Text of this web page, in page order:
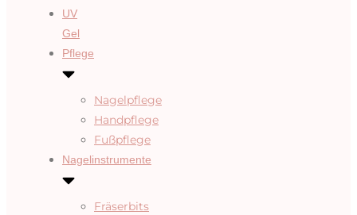
UV
Gel
Pflege
Nagelpflege
Handpflege
Fußpflege
Nagelinstrumente
Fräserbits